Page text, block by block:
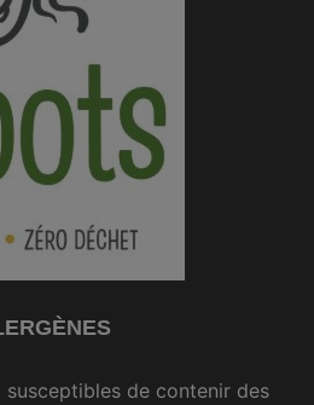
de contenir des